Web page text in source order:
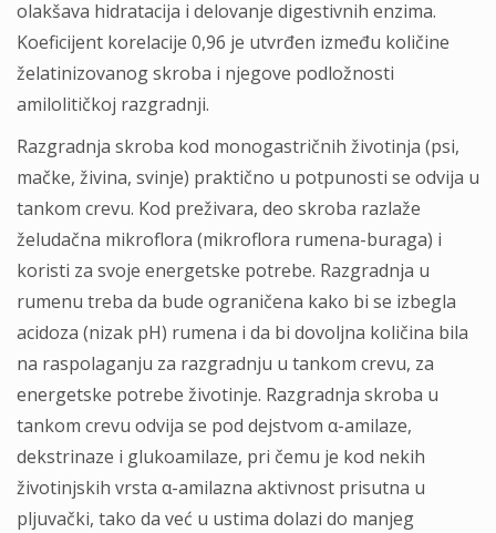
olakšava hidratacija i delovanje digestivnih enzima.
Koeficijent korelacije 0,96 je utvrđen između količine
želatinizovanog skroba i njegove podložnosti
amilolitičkoj razgradnji.
Razgradnja skroba kod monogastričnih životinja (psi,
mačke, živina, svinje) praktično u potpunosti se odvija u
tankom crevu. Kod preživara, deo skroba razlaže
želudačna mikroflora (mikroflora rumena-buraga) i
koristi za svoje energetske potrebe. Razgradnja u
rumenu treba da bude ograničena kako bi se izbegla
acidoza (nizak pH) rumena i da bi dovoljna količina bila
na raspolaganju za razgradnju u tankom crevu, za
energetske potrebe životinje. Razgradnja skroba u
tankom crevu odvija se pod dejstvom α-amilaze,
dekstrinaze i glukoamilaze, pri čemu je kod nekih
životinjskih vrsta α-amilazna aktivnost prisutna u
pljuvački, tako da već u ustima dolazi do manjeg